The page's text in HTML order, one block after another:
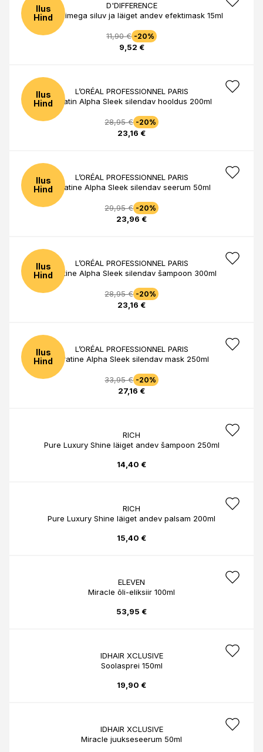
Ilus
Hind
D'DIFFERENCE
Kiire toimega siluv ja läiget andev efektimask 15ml
11,90 € -20%
9,52 €
Ilus
Hind
L’ORÉAL PROFESSIONNEL PARIS
Keratin Alpha Sleek silendav hooldus 200ml
28,95 € -20%
23,16 €
Ilus
Hind
L’ORÉAL PROFESSIONNEL PARIS
Keratine Alpha Sleek silendav seerum 50ml
29,95 € -20%
23,96 €
Ilus
Hind
L’ORÉAL PROFESSIONNEL PARIS
Keratine Alpha Sleek silendav šampoon 300ml
28,95 € -20%
23,16 €
Ilus
Hind
L’ORÉAL PROFESSIONNEL PARIS
Keratine Alpha Sleek silendav mask 250ml
33,95 € -20%
27,16 €
RICH
Pure Luxury Shine läiget andev šampoon 250ml
14,40 €
RICH
Pure Luxury Shine läiget andev palsam 200ml
15,40 €
ELEVEN
Miracle õli-eliksiir 100ml
53,95 €
IDHAIR XCLUSIVE
Soolasprei 150ml
19,90 €
IDHAIR XCLUSIVE
Miracle juukseseerum 50ml